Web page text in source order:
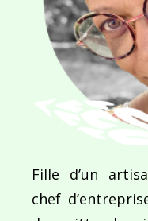
commentaires sont
l’article
De lumière et
Fille d’un
chef